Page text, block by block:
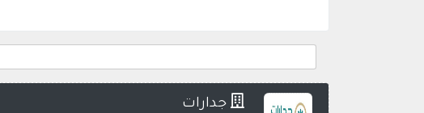
جدارات